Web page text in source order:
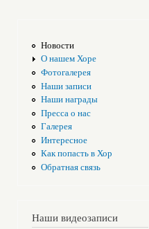
Новости
О нашем Хоре
Фотогалерея
Наши записи
Наши награды
Пресса о нас
Галерея
Интересное
Как попасть в Хор
Обратная связь
Наши видеозаписи